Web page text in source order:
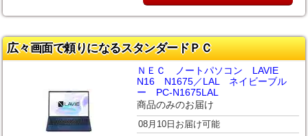
広々画面で頼りになるスタンダードＰＣ
ＮＥＣ ノートパソコン LAVIE
N16 N1675／LAL ネイビーブル
ー PC-N1675LAL
商品のみのお届け
08月10日お届け可能